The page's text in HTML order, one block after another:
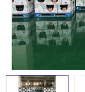
仓储
上海托管仓库